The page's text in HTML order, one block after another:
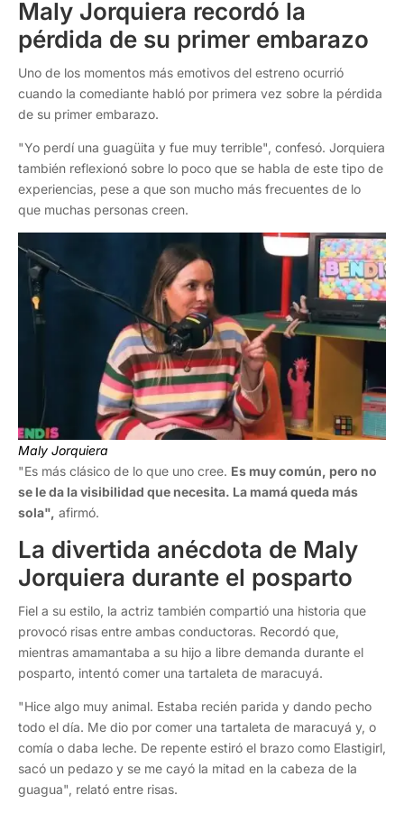
Maly Jorquiera recordó la
pérdida de su primer embarazo
Uno de los momentos más emotivos del estreno ocurrió
cuando la comediante habló por primera vez sobre la pérdida
de su primer embarazo.
"Yo perdí una guagüita y fue muy terrible", confesó. Jorquiera
también reflexionó sobre lo poco que se habla de este tipo de
experiencias, pese a que son mucho más frecuentes de lo
que muchas personas creen.
Maly Jorquiera
"Es más clásico de lo que uno cree. Es muy común, pero no
se le da la visibilidad que necesita. La mamá queda más
sola", afirmó.
La divertida anécdota de Maly
Jorquiera durante el posparto
Fiel a su estilo, la actriz también compartió una historia que
provocó risas entre ambas conductoras. Recordó que,
mientras amamantaba a su hijo a libre demanda durante el
posparto, intentó comer una tartaleta de maracuyá.
"Hice algo muy animal. Estaba recién parida y dando pecho
todo el día. Me dio por comer una tartaleta de maracuyá y, o
comía o daba leche. De repente estiró el brazo como Elastigirl,
sacó un pedazo y se me cayó la mitad en la cabeza de la
guagua", relató entre risas.